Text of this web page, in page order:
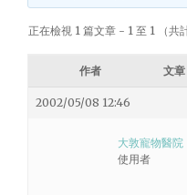
正在檢視 1 篇文章 - 1 至 1 （共
作者 文章
2002/05/08 12:46
大敦寵物醫院
使用者